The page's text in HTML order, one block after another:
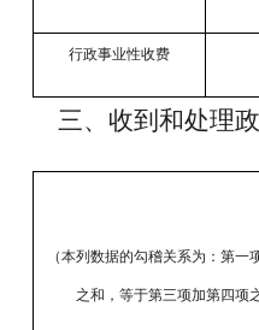
行政事业性收费
三、收到和处理
（本列数据的勾稽关系为：第一
之和，等于第三项加第四项